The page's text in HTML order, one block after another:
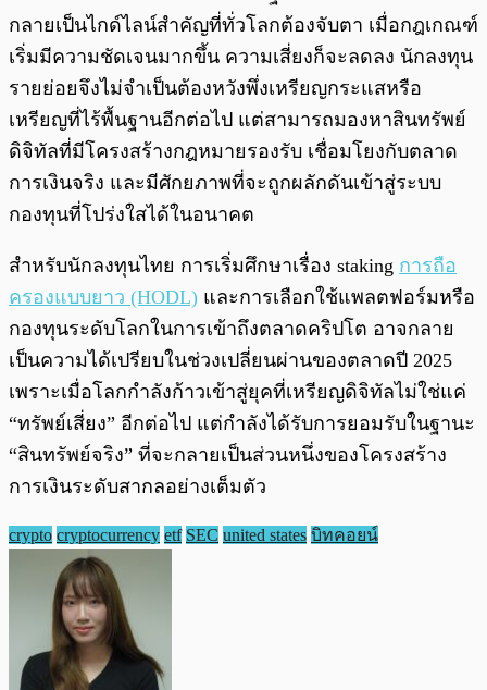
กลายเป็นไกด์ไลน์สำคัญที่ทั่วโลกต้องจับตา เมื่อกฎเกณฑ์
เริ่มมีความชัดเจนมากขึ้น ความเสี่ยงก็จะลดลง นักลงทุน
รายย่อยจึงไม่จำเป็นต้องหวังพึ่งเหรียญกระแสหรือ
เหรียญที่ไร้พื้นฐานอีกต่อไป แต่สามารถมองหาสินทรัพย์
ดิจิทัลที่มีโครงสร้างกฎหมายรองรับ เชื่อมโยงกับตลาด
การเงินจริง และมีศักยภาพที่จะถูกผลักดันเข้าสู่ระบบ
กองทุนที่โปร่งใสได้ในอนาคต
สำหรับนักลงทุนไทย การเริ่มศึกษาเรื่อง staking การถือ
ครองแบบยาว (HODL) และการเลือกใช้แพลตฟอร์มหรือ
กองทุนระดับโลกในการเข้าถึงตลาดคริปโต อาจกลาย
เป็นความได้เปรียบในช่วงเปลี่ยนผ่านของตลาดปี 2025
เพราะเมื่อโลกกำลังก้าวเข้าสู่ยุคที่เหรียญดิจิทัลไม่ใช่แค่
“ทรัพย์เสี่ยง” อีกต่อไป แต่กำลังได้รับการยอมรับในฐานะ
“สินทรัพย์จริง” ที่จะกลายเป็นส่วนหนึ่งของโครงสร้าง
การเงินระดับสากลอย่างเต็มตัว
crypto cryptocurrency etf SEC united states บิทคอยน์